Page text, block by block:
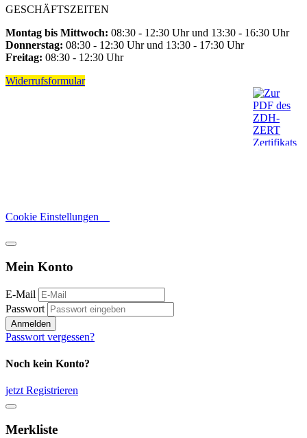
GESCHÄFTSZEITEN
Montag bis Mittwoch: 08:30 - 12:30 Uhr und 13:30 - 16:30 Uhr
Donnerstag: 08:30 - 12:30 Uhr und 13:30 - 17:30 Uhr
Freitag: 08:30 - 12:30 Uhr
Widerrufsformular
Cookie Einstellungen
Mein Konto
E-Mail
Passwort
Anmelden
Passwort vergessen?
Noch kein Konto?
jetzt Registrieren
Merkliste